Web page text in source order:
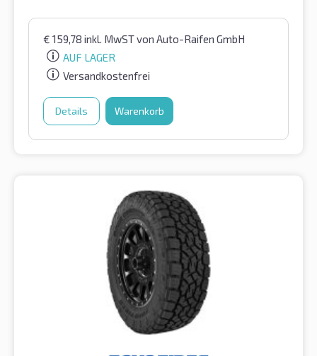
€ 159,78 inkl. MwSTvon Auto-Raifen GmbH
AUF LAGER
Versandkostenfrei
Details Warenkorb